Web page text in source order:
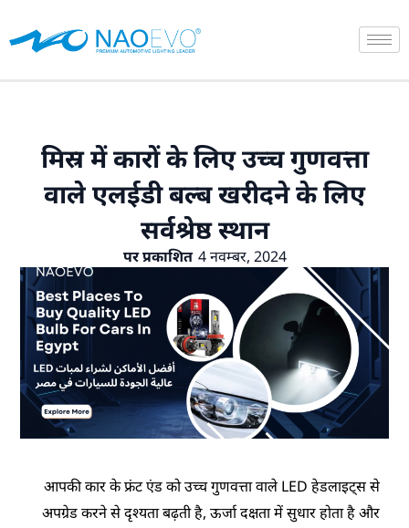
पर
मिस्र में कारों के लिए उच्च गुणवत्ता
वाले एलईडी बल्ब खरीदने के लिए
सर्वश्रेष्ठ स्थान
पर प्रकाशित 4 नवम्बर, 2024
आपकी कार के फ्रंट एंड को उच्च गुणवत्ता वाले LED हेडलाइट्स से
अपग्रेड करने से दृश्यता बढ़ती है, ऊर्जा दक्षता में सुधार होता है और